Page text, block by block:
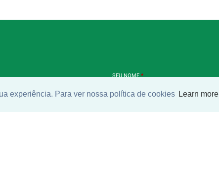
experiência. Para ver nossa política de cookies Learn more
SEU NOME*